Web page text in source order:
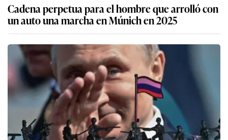
Cadena perpetua para el hombre que arrolló con
un auto una marcha en Múnich en 2025